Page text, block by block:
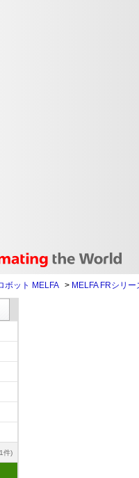
ボット MELFA > MELFA FRシリー
件)